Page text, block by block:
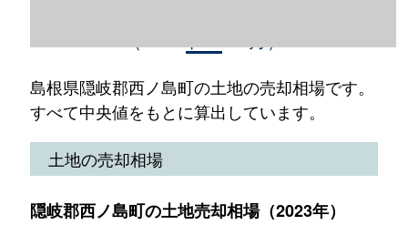
島根県隠岐郡西ノ島町の土地の売却相場です。
すべて中央値をもとに算出しています。
土地の売却相場
隠岐郡西ノ島町の土地売却相場（2023年）